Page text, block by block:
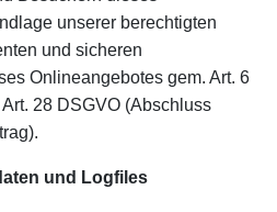
unserer berechtigten
und sicheren
Onlineangebotes gem. Art. 6
28 DSGVO (Abschluss
und Logfiles